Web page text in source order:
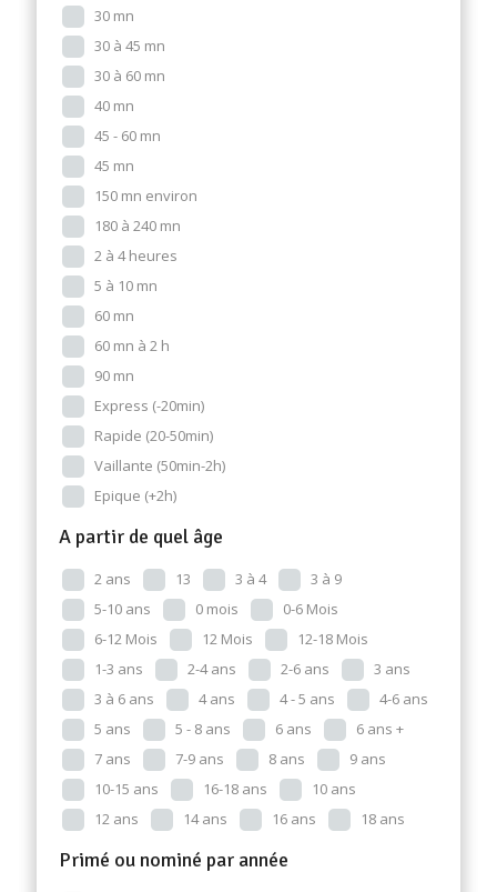
30 mn
30 à 45 mn
30 à 60 mn
40 mn
45 - 60 mn
45 mn
150 mn environ
180 à 240 mn
2 à 4 heures
5 à 10 mn
60 mn
60 mn à 2 h
90 mn
Express (-20min)
Rapide (20-50min)
Vaillante (50min-2h)
Epique (+2h)
A partir de quel âge
2 ans 13 3 à 4
3 à 9
5-10 ans
0 mois
0-6 Mois
6-12 Mois
12 Mois
12-18 Mois
1-3 ans
2-4 ans 2-6 ans
3 ans
3 à 6 ans
4 ans 4 - 5 ans
4-6 ans
5 ans
5 - 8 ans 6 ans
6 ans +
7 ans
7-9 ans 8 ans
9 ans
10-15 ans
16-18 ans
10 ans
12 ans
14 ans 16 ans 18 ans
Primé ou nominé par année